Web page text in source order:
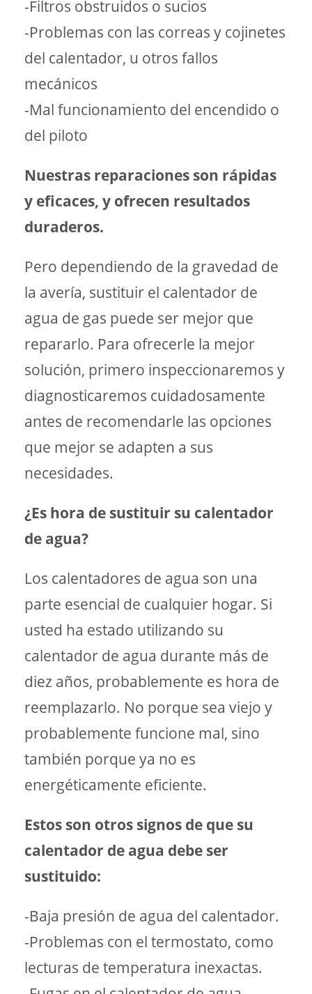
-Filtros obstruidos o sucios
-Problemas con las correas y cojinetes
del calentador, u otros fallos
mecánicos
-Mal funcionamiento del encendido o
del piloto
Nuestras reparaciones son rápidas
y eficaces, y ofrecen resultados
duraderos.
Pero dependiendo de la gravedad de
la avería, sustituir el calentador de
agua de gas puede ser mejor que
repararlo. Para ofrecerle la mejor
solución, primero inspeccionaremos y
diagnosticaremos cuidadosamente
antes de recomendarle las opciones
que mejor se adapten a sus
necesidades.
¿Es hora de sustituir su calentador
de agua?
Los calentadores de agua son una
parte esencial de cualquier hogar. Si
usted ha estado utilizando su
calentador de agua durante más de
diez años, probablemente es hora de
reemplazarlo. No porque sea viejo y
probablemente funcione mal, sino
también porque ya no es
energéticamente eficiente.
Estos son otros signos de que su
calentador de agua debe ser
sustituido:
-Baja presión de agua del calentador.
-Problemas con el termostato, como
lecturas de temperatura inexactas.